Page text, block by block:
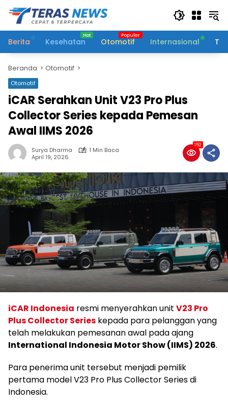
Langsung
konten
Berita
Kesehatan Otomotif Internasional
Beranda Otomotif
Otomotif
iCAR Serahkan Unit V23 Pro Plus
Collector Series kepada Pemesan
Awal IIMS 2026
Surya Dharma
1 Min Baca
April 19, 2026
152
iCAR Indonesia resmi menyerahkan unit V23 Pro
PlusCollector Series kepada para pelanggan yang
telah melakukan pemesanan awal pada ajang
International Indonesia Motor Show (IIMS) 2026.
Para penerima unit tersebut menjadi pemilik
pertama model V23 Pro Plus Collector Series di
Indonesia.